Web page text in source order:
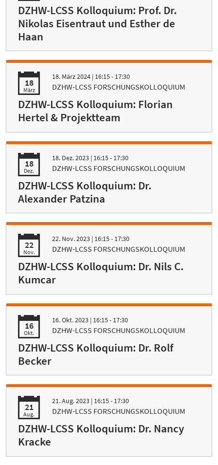
DZHW-LCSS Kolloquium: Prof. Dr.
Nikolas Eisentraut und Esther de
Haan
18
März
18. März 2024 | 16:15 - 17:30
DZHW-LCSS FORSCHUNGSKOLLOQUIUM
DZHW-LCSS Kolloquium: Florian
Hertel & Projektteam
18
Dez.
18. Dez. 2023 | 16:15 - 17:30
DZHW-LCSS FORSCHUNGSKOLLOQUIUM
DZHW-LCSS Kolloquium: Dr.
Alexander Patzina
22
Nov.
22. Nov. 2023 | 16:15 - 17:30
DZHW-LCSS FORSCHUNGSKOLLOQUIUM
DZHW-LCSS Kolloquium: Dr. Nils C.
Kumcar
16
Okt.
16. Okt. 2023 | 16:15 - 17:30
DZHW-LCSS FORSCHUNGSKOLLOQUIUM
DZHW-LCSS Kolloquium: Dr. Rolf
Becker
21
Aug.
21. Aug. 2023 | 16:15 - 17:30
DZHW-LCSS FORSCHUNGSKOLLOQUIUM
DZHW-LCSS Kolloquium: Dr. Nancy
Kracke